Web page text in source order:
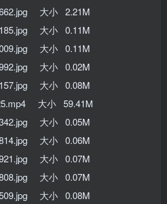
大小 2.21M
大小 0.11M
大小 0.11M
大小 0.02M
大小 0.08M
大小 59.41M
大小 0.05M
大小 0.06M
大小 0.07M
大小 0.07M
大小 0.08M